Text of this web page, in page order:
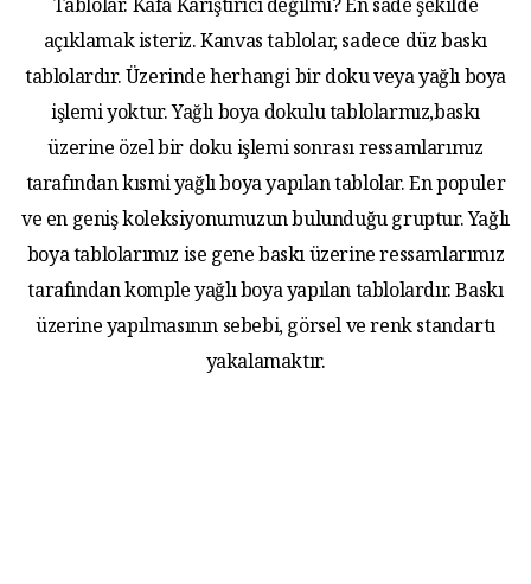
Tablolar. Kafa Karıştırıcı değilmi? En sade şekilde
açıklamak isteriz. Kanvas tablolar, sadece düz baskı
tablolardır. Üzerinde herhangi bir doku veya yağlı boya
işlemi yoktur. Yağlı boya dokulu tablolarmız,baskı
üzerine özel bir doku işlemi sonrası ressamlarımız
tarafından kısmi yağlı boya yapılan tablolar. En populer
ve en geniş koleksiyonumuzun bulunduğu gruptur. Yağlı
boya tablolarımız ise gene baskı üzerine ressamlarımız
tarafından komple yağlı boya yapılan tablolardır. Baskı
üzerine yapılmasının sebebi, görsel ve renk standartı
yakalamaktır.